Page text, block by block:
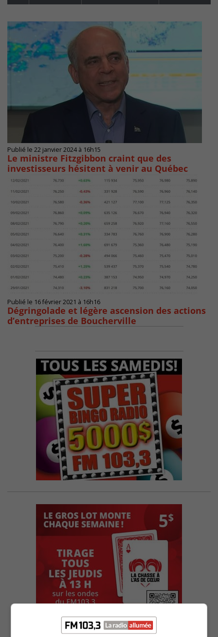
Publié le 22 janvier 2024 à 16h15
Le ministre Fitzgibbon craint que des
investisseurs hésitent à venir au Québec
Publié le 16 février 2021 à 16h16
Dégringolade et légère ascension des actions
d’entreprises de Boucherville